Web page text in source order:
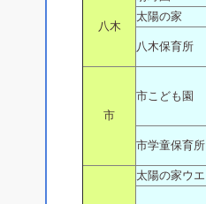
八木
太陽の家
八木保育所
市
市こども園
市学童保育所
太陽の家ウ